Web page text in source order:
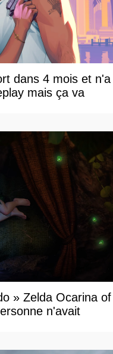
dans 4 mois et n'a
mais ça va
» Zelda Ocarina of
n'avait